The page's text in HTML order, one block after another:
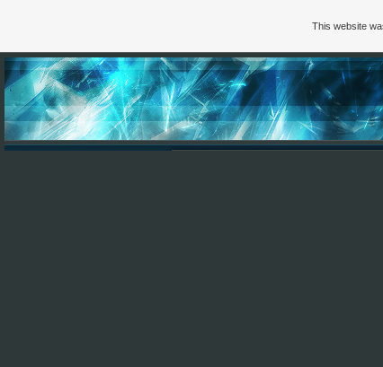
This website